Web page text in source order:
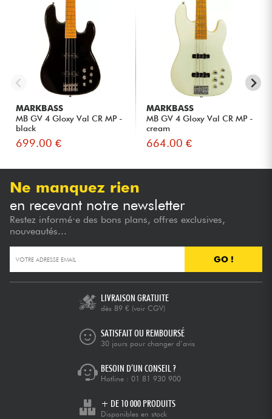
MARKBASS
MB GV 4 Gloxy Val CR MP -
black
699.00 €
MARKBASS
MB GV 4 Gloxy Val CR MP -
cream
664.00 €
Ne manquez rien
en recevant notre newsletter
Restez informé·e des bons plans, offres exclusives,
nouveautés...
GO !
LIVRAISON GRATUITE
dès 89 € (voir CGV)
SATISFAIT OU REMBOURSÉ
30 jours pour changer d’avis
BESOIN D’UN CONSEIL ?
Hotline : 01 81 930 900
+ DE 10 000 PRODUITS
Disponibles en stock